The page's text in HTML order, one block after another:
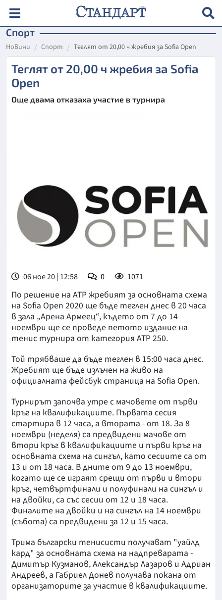
Спорт
Новини Спорт Теглят от 20,00 ч жребия за Sofia Open
Теглят от 20,00 ч жребия за Sofia
Open
Още двама отказаха участие в турнира
06 ное 20 | 12:58 0 1071
По решение на ATP жребият за основната схема
на Sofia Open 2020 ще бъде теглен днес в 20 часа
в зала „Арена Армеец“, където от 7 до 14
ноември ще се проведе петото издание на
тенис турнира от категория ATP 250.
Той трябваше да бъде теглен в 15:00 часа днес.
Жребият ще бъде излъчен на живо на
официалната фейсбук страница на Sofia Open.
Турнирът започва утре с мачовете от първи
кръг на квалификациите. Първата сесия
стартира в 12 часа, а втората - от 18. За 8
ноември (неделя) са предвидени мачове от
втори кръг в квалификациите и първи кръг на
основната схема на сингъл, като сесиите са от
13 и от 18 часа. В дните от 9 до 13 ноември,
когато ще се играят срещи от първи и втори
кръг, четвъртфинали и полуфинали на сингъл и
на двойки, са със сесии от 12 и 18 часа.
Финалите на двойки и на сингъл на 14 ноември
(събота) са предвидени за 12 и 15 часа.
Трима български тенисисти получават "уайлд
кард" за основната схема на надпреварата -
Димитър Кузманов, Александър Лазаров и Адриан
Андреев, а Габриел Донев получава покана от
организаторите за участие в квалификациите.